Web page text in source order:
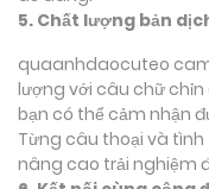
5. Chất lượng bản
quaanhdaocuteo
lượng với câu chữ
bạn có thể cảm nhận
Từng câu thoại và
nâng cao trải nghiệm